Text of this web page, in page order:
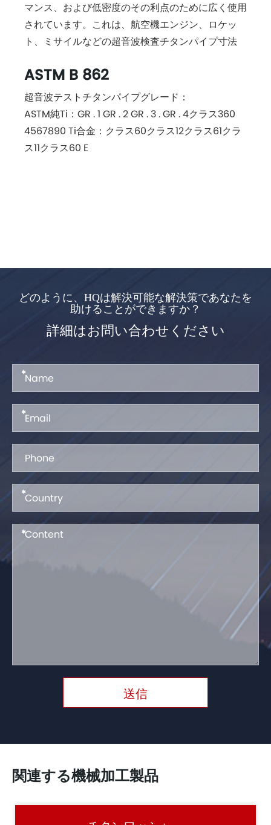
マンス、および低密度のその利点のために広く使用
されています。これは、航空機エンジン、ロケッ
ト、ミサイルなどの超音波検査チタンパイプ寸法
ASTM B 862
超音波テストチタンパイプグレード：
ASTM純Ti：GR . 1 GR . 2 GR . 3 . GR . 4クラス360
4567890 Ti合金：クラス60クラス12クラス61クラ
ス11クラス60 E
どのように、HQは解決可能な解決策であなたを
助けることができますか？
詳細はお問い合わせください
*
*
*
*
送信
関連する機械加工製品